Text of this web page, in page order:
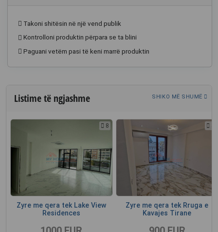
Takoni shitësin në një vend publik
Kontrolloni produktin përpara se ta blini
Paguani vetëm pasi të keni marrë produktin
Listime të ngjashme SHIKO MË SHUMË
8
Zyre me qera tek Lake View
Residences
Zyre me qera tek Rruga e
Kavajes Tirane